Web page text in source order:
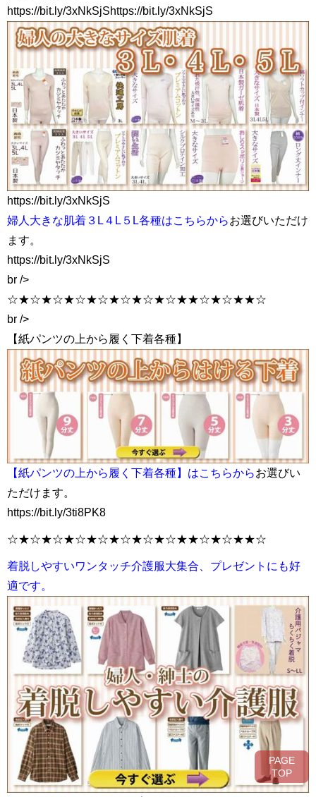
https://bit.ly/3xNkSjShttps://bit.ly/3xNkSjS
https://bit.ly/3xNkSjS
婦人大きな肌着３L４L５L各種はこちらからお選びいただけ
ます。
https://bit.ly/3xNkSjS
br />
☆★☆★☆★☆★☆★☆★☆★☆★★☆★☆★★☆
br />
【紙パンツの上から履く下着各種】
【紙パンツの上から履く下着各種】はこちらからお選びい
ただけます。
https://bit.ly/3ti8PK8
☆★☆★☆★☆★☆★☆★☆★☆★★☆★☆★★☆
着脱しやすいワンタッチ介護服大集合、 プレゼントにも好
適です。
PAGE
TOP